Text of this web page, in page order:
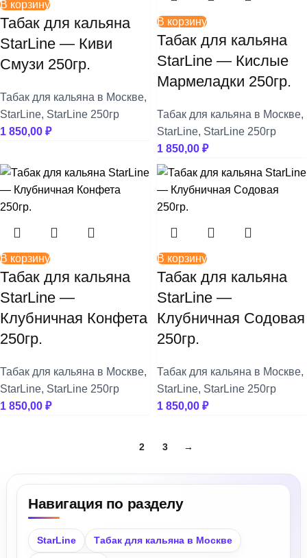
В корзину
Табак для кальяна
StarLine — Киви
Смузи 250гр.
Табак для кальяна в Москве,
StarLine, StarLine 250гр
1 850,00 ₽
В корзину
Табак для кальяна
StarLine — Кислые
Мармеладки 250гр.
Табак для кальяна в Москве,
StarLine, StarLine 250гр
1 850,00 ₽
В корзину
Табак для кальяна
StarLine —
Клубничная Конфета
250гр.
Табак для кальяна в Москве,
StarLine, StarLine 250гр
1 850,00 ₽
В корзину
Табак для кальяна
StarLine —
Клубничная Содовая
250гр.
Табак для кальяна в Москве,
StarLine, StarLine 250гр
1 850,00 ₽
2 3 →
Навигация по разделу
StarLine Табак для кальяна в Москве